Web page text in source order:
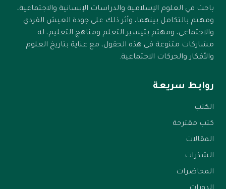
باحث في العلوم الإسلامية والدراسات الإنسانية والاجتماعية،
ومهتم بالتكامل بينهما، وأثر ذلك على جودة العيش الفردي
والاجتماعي، ومهتم بتيسير التعلم ومناهج التعليم، له
مشاركات متنوعة في هذه الحقول، مع عناية بتاريخ العلوم
والأفكار والحركات الاجتماعية.
روابط سريعة
الكتب
كتب مقترحة
المقالات
الشذرات
المحاضرات